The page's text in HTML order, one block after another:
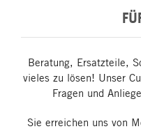
Beratung, Ersatzteile,
vieles zu lösen! Unser
Fragen und
Sie erreichen uns von